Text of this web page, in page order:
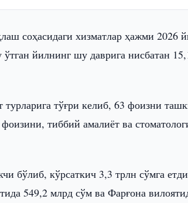
соҳасидаги хизматлар ҳажми 2026
йилнинг шу даврига нисбатан
тўғри келиб, 63 фоизни
тиббий амалиёт ва
бўлиб, кўрсаткич 3,3 трлн сўмга
549,2 млрд сўм ва Фарғона